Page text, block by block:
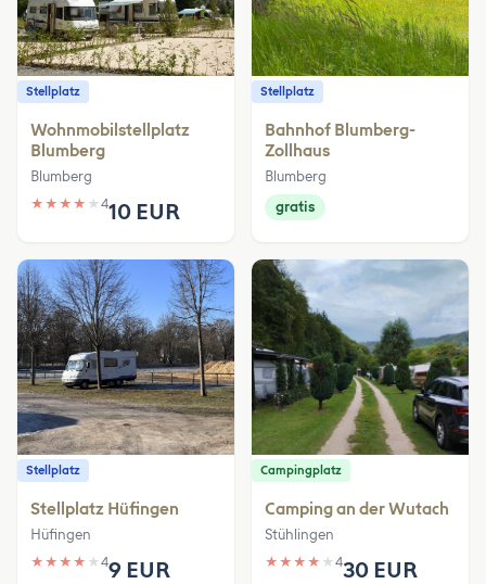
Stellplatz
Wohnmobilstellplatz
Blumberg
Blumberg
★ ★ ★ ★ ★ 410 EUR
Stellplatz
Bahnhof Blumberg-
Zollhaus
Blumberg
gratis
Stellplatz
Stellplatz Hüfingen
Hüfingen
★ ★ ★ ★ ★ 49 EUR
Campingplatz
Camping an der Wutach
Stühlingen
★ ★ ★ ★ ★ 430 EUR